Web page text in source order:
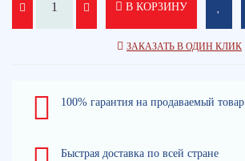
В КОРЗИНУ
ЗАКАЗАТЬ В ОДИН КЛИК
100% гарантия на продаваемый товар
Быстрая доставка по всей стране